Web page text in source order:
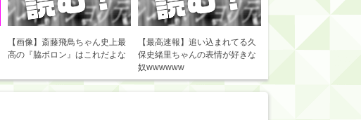
【画像】斎藤飛鳥ちゃん史上最
高の『脇ボロン』はこれだよな
【最高速報】追い込まれてる久
保史緒里ちゃんの表情が好きな
奴wwwwww